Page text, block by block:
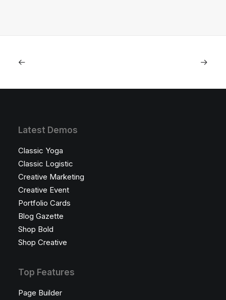
Latest Demos
Classic Yoga
Classic Logistic
Creative Marketing
Creative Event
Portfolio Cards
Blog Gazette
Shop Bold
Shop Creative
Top Features
Page Builder